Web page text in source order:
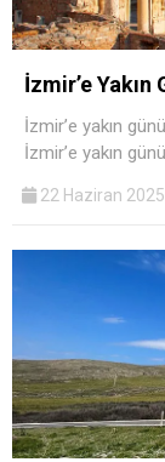
İzmir’e
İzmir’e yakın
İzmir’e yakın
22 Haziran